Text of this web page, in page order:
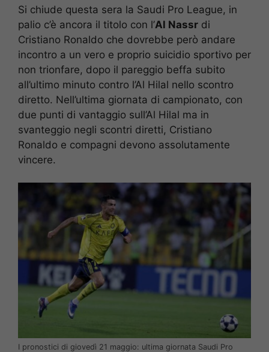
Si chiude questa sera la Saudi Pro League, in
palio c’è ancora il titolo con l’Al Nassr di
Cristiano Ronaldo che dovrebbe però andare
incontro a un vero e proprio suicidio sportivo per
non trionfare, dopo il pareggio beffa subito
all’ultimo minuto contro l’Al Hilal nello scontro
diretto. Nell’ultima giornata di campionato, con
due punti di vantaggio sull’Al Hilal ma in
svanteggio negli scontri diretti, Cristiano
Ronaldo e compagni devono assolutamente
vincere.
I pronostici di giovedì 21 maggio: ultima giornata Saudi Pro